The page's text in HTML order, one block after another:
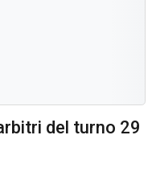
del turno 29